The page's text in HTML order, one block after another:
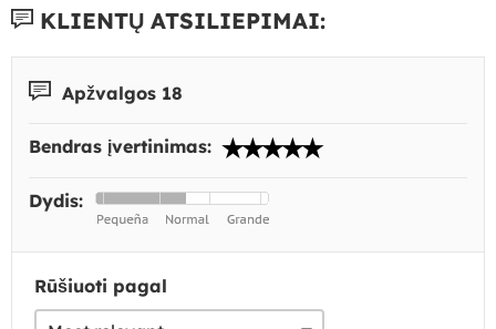
KLIENTŲ ATSILIEPIMAI:
Apžvalgos 18
Bendras įvertinimas:
Dydis:
Rūšiuoti pagal